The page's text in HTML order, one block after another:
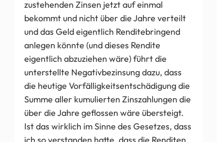
zustehenden Zinsen jetzt auf einmal
bekommt und nicht über die Jahre verteilt
und das Geld eigentlich Renditebringend
anlegen könnte (und dieses Rendite
eigentlich abzuziehen wäre) führt die
unterstellte Negativbezinsung dazu, dass
die heutige Vorfälligkeitsentschädigung die
Summe aller kumulierten Zinszahlungen die
über die Jahre geflossen wäre übersteigt.
Ist das wirklich im Sinne des Gesetzes, dass